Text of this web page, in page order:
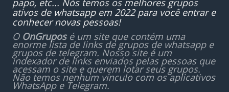
papo, etc... Nós temos os melhores grupos
ativos de whatsapp em 2022 para você entrar e
conhecer novas pessoas!
O OnGruposé um site que contém uma
enorme lista de links de grupos de whatsapp e
grupos de telegram. Nosso site é um
indexador de links enviados pelas pessoas que
acessam o site e querem lotar seus grupos.
Não temos nenhum vínculo com os aplicativos
WhatsApp e Telegram.